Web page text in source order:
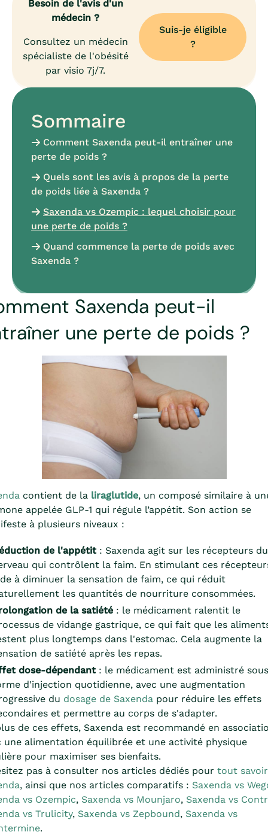
Besoin de l'avis d'un
médecin ?
Suis-je éligible
?
Consultez un médecin
spécialiste de l'obésité
par visio 7j/7.
Sommaire
Comment Saxenda peut-il entraîner une
perte de poids ?
Quels sont les avis à propos de la perte
de poids liée à Saxenda ?
Saxenda vs Ozempic : lequel choisir pour
une perte de poids ?
Quand commence la perte de poids avec
Saxenda ?
Saxenda peut-il
une perte de poids ?
contient de la liraglutide, un composé similaire à
appelée GLP-1 qui régule l’appétit. Son action se
à plusieurs niveaux :
de l'appétit: Saxenda agit sur les récepteurs du
qui contrôlent la faim. En stimulant ces
à diminuer la sensation de faim, ce qui réduit
les quantités de nourriture consommées.
de la satiété: le médicament ralentit le
de vidange gastrique, ce qui fait que les
plus longtemps dans l'estomac. Cela augmente la
de satiété après les repas.
dose-dépendant: le médicament est administré sous
d'injection quotidienne, avec une augmentation
du dosage de Saxendapour réduire les effets
et permettre au corps de s'adapter.
de ces effets, Saxenda est recommandé en
une alimentation équilibrée et une activité physique
pour maximiser ses bienfaits.
pas à consulter nos articles dédiés pour tout
, ainsi que nos articles comparatifs : Saxenda vs
vs Ozempic, Saxenda vs Mounjaro, Saxenda vs
vs Trulicity, Saxenda vs Zepbound, Saxenda vs
.